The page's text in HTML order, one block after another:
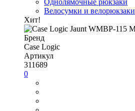
Однолямочные рюкзаки
Велосумки и велорюкзаки
Хит!
Бренд
Case Logic
Артикул
311689
0